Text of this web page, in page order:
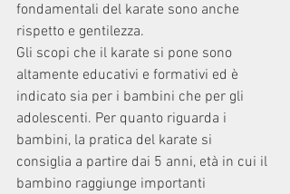
fondamentali del karate sono anche
rispetto e gentilezza.
Gli scopi che il karate si pone sono
altamente educativi e formativi ed è
indicato sia per i bambini che per gli
adolescenti. Per quanto riguarda i
bambini, la pratica del karate si
consiglia a partire dai 5 anni, età in cui il
bambino raggiunge importanti